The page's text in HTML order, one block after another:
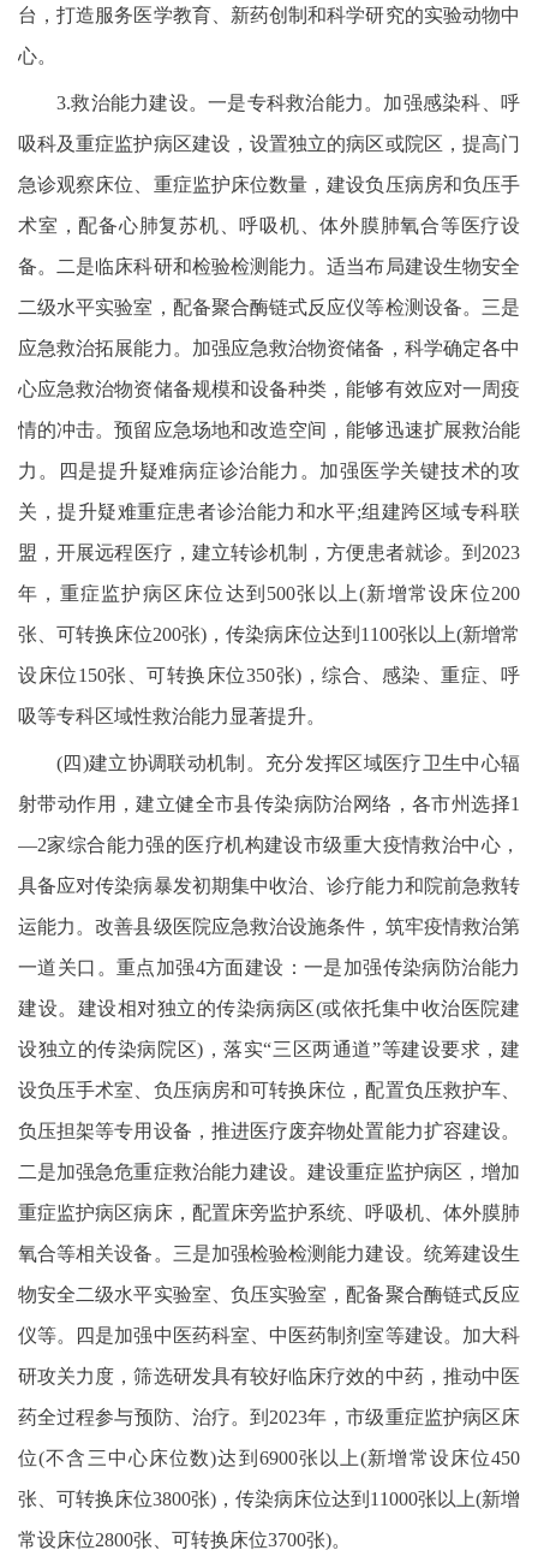
台，打造服务医学教育、新药创制和科学研究的实验动物中
心。
3.救治能力建设。一是专科救治能力。加强感染科、呼
吸科及重症监护病区建设，设置独立的病区或院区，提高门
急诊观察床位、重症监护床位数量，建设负压病房和负压手
术室，配备心肺复苏机、呼吸机、体外膜肺氧合等医疗设
备。二是临床科研和检验检测能力。适当布局建设生物安全
二级水平实验室，配备聚合酶链式反应仪等检测设备。三是
应急救治拓展能力。加强应急救治物资储备，科学确定各中
心应急救治物资储备规模和设备种类，能够有效应对一周疫
情的冲击。预留应急场地和改造空间，能够迅速扩展救治能
力。四是提升疑难病症诊治能力。加强医学关键技术的攻
关，提升疑难重症患者诊治能力和水平;组建跨区域专科联
盟，开展远程医疗，建立转诊机制，方便患者就诊。到2023
年，重症监护病区床位达到500张以上(新增常设床位200
张、可转换床位200张)，传染病床位达到1100张以上(新增常
设床位150张、可转换床位350张)，综合、感染、重症、呼
吸等专科区域性救治能力显著提升。
(四)建立协调联动机制。充分发挥区域医疗卫生中心辐
射带动作用，建立健全市县传染病防治网络，各市州选择1
—2家综合能力强的医疗机构建设市级重大疫情救治中心，
具备应对传染病暴发初期集中收治、诊疗能力和院前急救转
运能力。改善县级医院应急救治设施条件，筑牢疫情救治第
一道关口。重点加强4方面建设：一是加强传染病防治能力
建设。建设相对独立的传染病病区(或依托集中收治医院建
设独立的传染病院区)，落实“三区两通道”等建设要求，建
设负压手术室、负压病房和可转换床位，配置负压救护车、
负压担架等专用设备，推进医疗废弃物处置能力扩容建设。
二是加强急危重症救治能力建设。建设重症监护病区，增加
重症监护病区病床，配置床旁监护系统、呼吸机、体外膜肺
氧合等相关设备。三是加强检验检测能力建设。统筹建设生
物安全二级水平实验室、负压实验室，配备聚合酶链式反应
仪等。四是加强中医药科室、中医药制剂室等建设。加大科
研攻关力度，筛选研发具有较好临床疗效的中药，推动中医
药全过程参与预防、治疗。到2023年，市级重症监护病区床
位(不含三中心床位数)达到6900张以上(新增常设床位450
张、可转换床位3800张)，传染病床位达到11000张以上(新增
常设床位2800张、可转换床位3700张)。